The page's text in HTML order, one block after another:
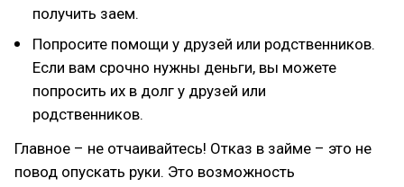
получить заем.
Попросите помощи у друзей или родственников.
Если вам срочно нужны деньги, вы можете
попросить их в долг у друзей или
родственников.
Главное – не отчаивайтесь! Отказ в займе – это не
повод опускать руки. Это возможность